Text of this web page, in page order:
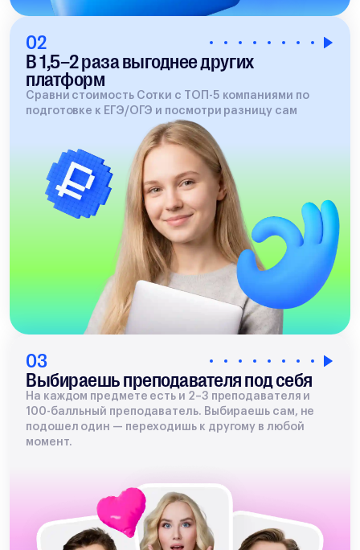
02
В 1,5–2 раза выгоднее других
платформ
Сравни стоимость Сотки с ТОП-5 компаниями по
подготовке к ЕГЭ/ОГЭ и посмотри разницу сам
03
Выбираешь преподавателя под себя
На каждом предмете есть и 2–3 преподавателя и
100-балльный преподаватель. Выбираешь сам, не
подошел один — переходишь к другому в любой
момент.